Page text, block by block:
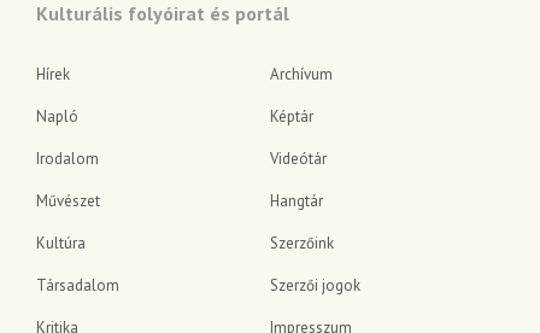
Kulturális folyóirat és portál
Hírek
Napló
Irodalom
Művészet
Kultúra
Társadalom
Kritika
Archívum
Képtár
Videótár
Hangtár
Szerzőink
Szerzői jogok
Impresszum